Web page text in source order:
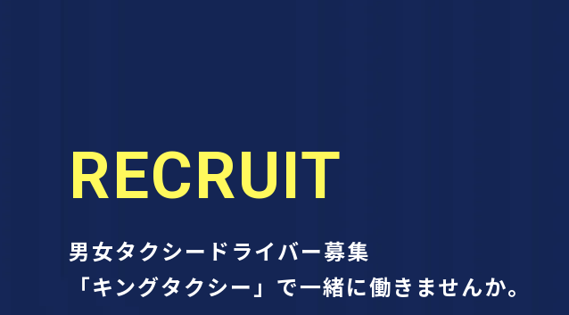
RECRUIT
男女タクシードライバー募集
「キングタクシー」で一緒に働きませんか。